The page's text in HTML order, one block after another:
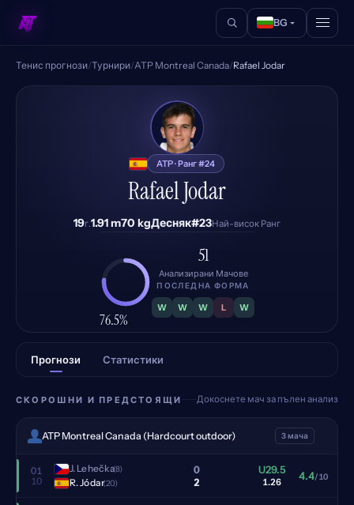
BG
Тенис прогнози/Турнири/ATP Montreal Canada/Rafael Jodar
RJ
ATP · Ранг #24
Rafael Jodar
19г.1.91 m70 kgДесняк#23Най-висок Ранг
76.5%
51
Анализирани Мачове
ПОСЛЕДНА ФОРМА
W W W L W
Прогнози Статистики
СКОРОШНИ И ПРЕДСТОЯЩИ Докоснете мач за пълен анализ
ATP Montreal Canada (Hardcourt outdoor) 3 мача
01
10
J. Lehečka(8)
R. Jódar(20)
0
2
U29.5
1.26 4.4/10